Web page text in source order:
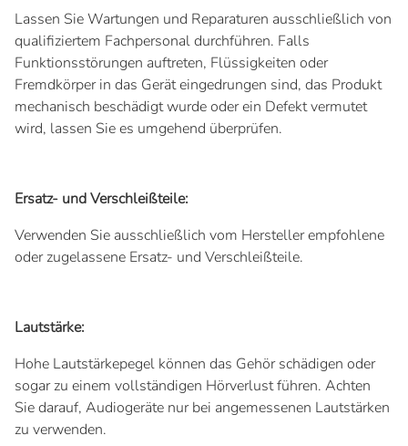
Lassen Sie Wartungen und Reparaturen ausschließlich von
qualifiziertem Fachpersonal durchführen. Falls
Funktionsstörungen auftreten, Flüssigkeiten oder
Fremdkörper in das Gerät eingedrungen sind, das Produkt
mechanisch beschädigt wurde oder ein Defekt vermutet
wird, lassen Sie es umgehend überprüfen.
Ersatz- und Verschleißteile:
Verwenden Sie ausschließlich vom Hersteller empfohlene
oder zugelassene Ersatz- und Verschleißteile.
Lautstärke:
Hohe Lautstärkepegel können das Gehör schädigen oder
sogar zu einem vollständigen Hörverlust führen. Achten
Sie darauf, Audiogeräte nur bei angemessenen Lautstärken
zu verwenden.